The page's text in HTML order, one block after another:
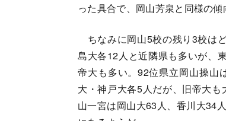
った具合で、岡山芳泉と同様の傾
ちなみに岡山5校の残り3校は
島大各12人と近隣県も多いが、
帝大も多い。92位県立岡山操山
大・神戸大各5人だが、旧帝大
山一宮は岡山大63人、香川大34